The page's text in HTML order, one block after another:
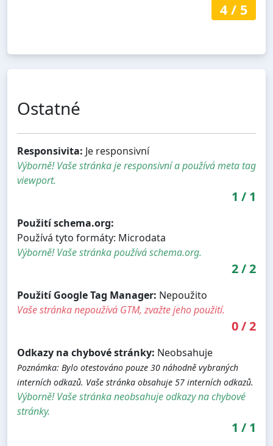
4/ 5
Ostatné
Responsivita: Je responsivní
Výborně! Vaše stránka je responsivní a používá meta tag
viewport.
1 / 1
Použití schema.org:
Používá tyto formáty: Microdata
Výborně! Vaše stránka používá schema.org.
2/2
Použití Google Tag Manager: Nepoužito
Vaše stránka nepoužívá GTM, zvažte jeho použití.
0/2
Odkazy na chybové stránky: Neobsahuje
Poznámka: Bylo otestováno pouze 30 náhodně vybraných
interních odkazů. Vaše stránka obsahuje 57 interních odkazů.
Výborně! Vaše stránka neobsahuje odkazy na chybové
stránky.
1 / 1